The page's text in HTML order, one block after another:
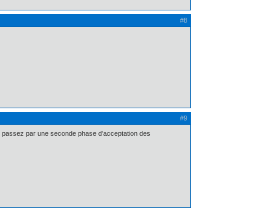
#8
#9
par une seconde phase d'acceptation des